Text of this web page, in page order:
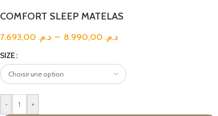
COMFORT SLEEP MATELAS
د.م. – د.م.
SIZE
- +